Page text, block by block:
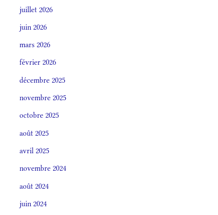
juillet 2026
juin 2026
mars 2026
février 2026
décembre 2025
novembre 2025
octobre 2025
août 2025
avril 2025
novembre 2024
août 2024
juin 2024